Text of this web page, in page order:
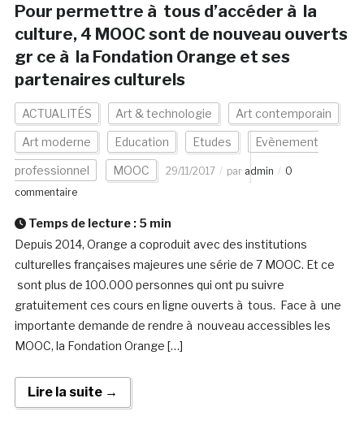
Pour permettre à tous d’accéder à la
culture, 4 MOOC sont de nouveau ouverts
gr ce à la Fondation Orange et ses
partenaires culturels
ACTUALITÉS Art & technologie Art contemporain
Art moderne Education Etudes Evènement
professionnel MOOC 29/11/2017 par admin
0
commentaire
Temps de lecture : 5 min
Depuis 2014, Orange a coproduit avec des institutions
culturelles françaises majeures une série de 7 MOOC. Et ce
sont plus de 100.000 personnes qui ont pu suivre
gratuitement ces cours en ligne ouverts à tous. Face à une
importante demande de rendre à nouveau accessibles les
MOOC, la Fondation Orange […]
Lire la suite →